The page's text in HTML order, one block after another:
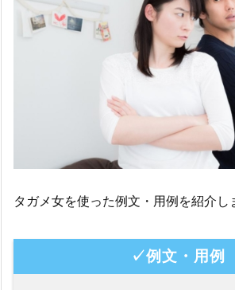
タガメ女を使った例文・用例を紹介し
✓例文・用例